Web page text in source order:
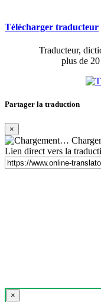
Télécharger traducteur
Traducteur,
plus de
Partager la traduction
×
Lien direct vers la
×